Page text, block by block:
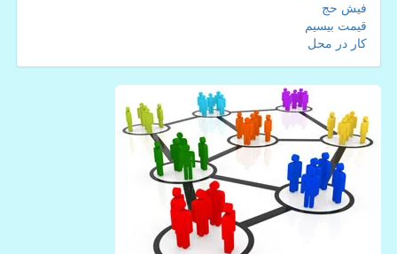
فیش حج
قیمت بیسیم
کار در محل